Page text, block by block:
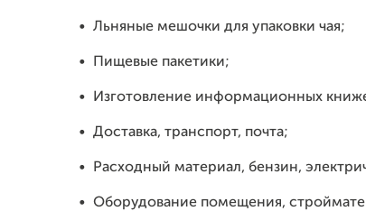
• Льняные мешочки для упаковки чая;
• Пищевые пакетики;
• Изготовление информационных
• Доставка, транспорт, почта;
• Расходный материал, бензин,
• Оборудование помещения,